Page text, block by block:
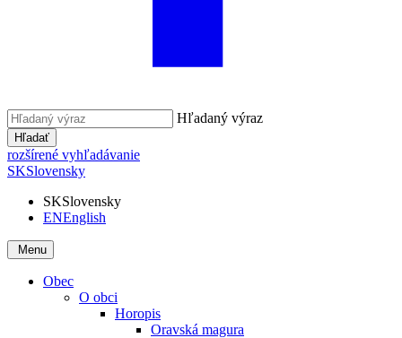
Hľadaný výraz
Hľadať
rozšírené vyhľadávanie
SKSlovensky
SKSlovensky
ENEnglish
Menu
Obec
O obci
Horopis
Oravská magura